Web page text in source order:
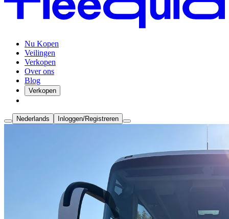
Nu Kopen
Veilingen
Verkopen
Over ons
Blog
Verkopen
Nederlands Inloggen/Registreren